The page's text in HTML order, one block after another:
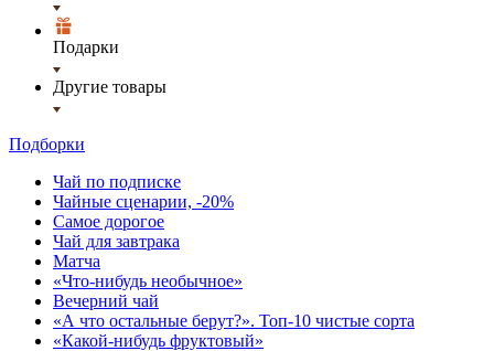
Подарки
Другие товары
Подборки
Чай по подписке
Чайные сценарии, -20%
Самое дорогое
Чай для завтрака
Матча
«Что-нибудь необычное»
Вечерний чай
«А что остальные берут?». Топ-10 чистые сорта
«Какой-нибудь фруктовый»